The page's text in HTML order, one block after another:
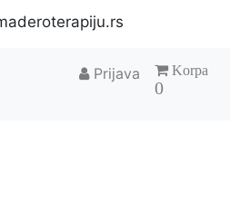
Prijava Korpa
0